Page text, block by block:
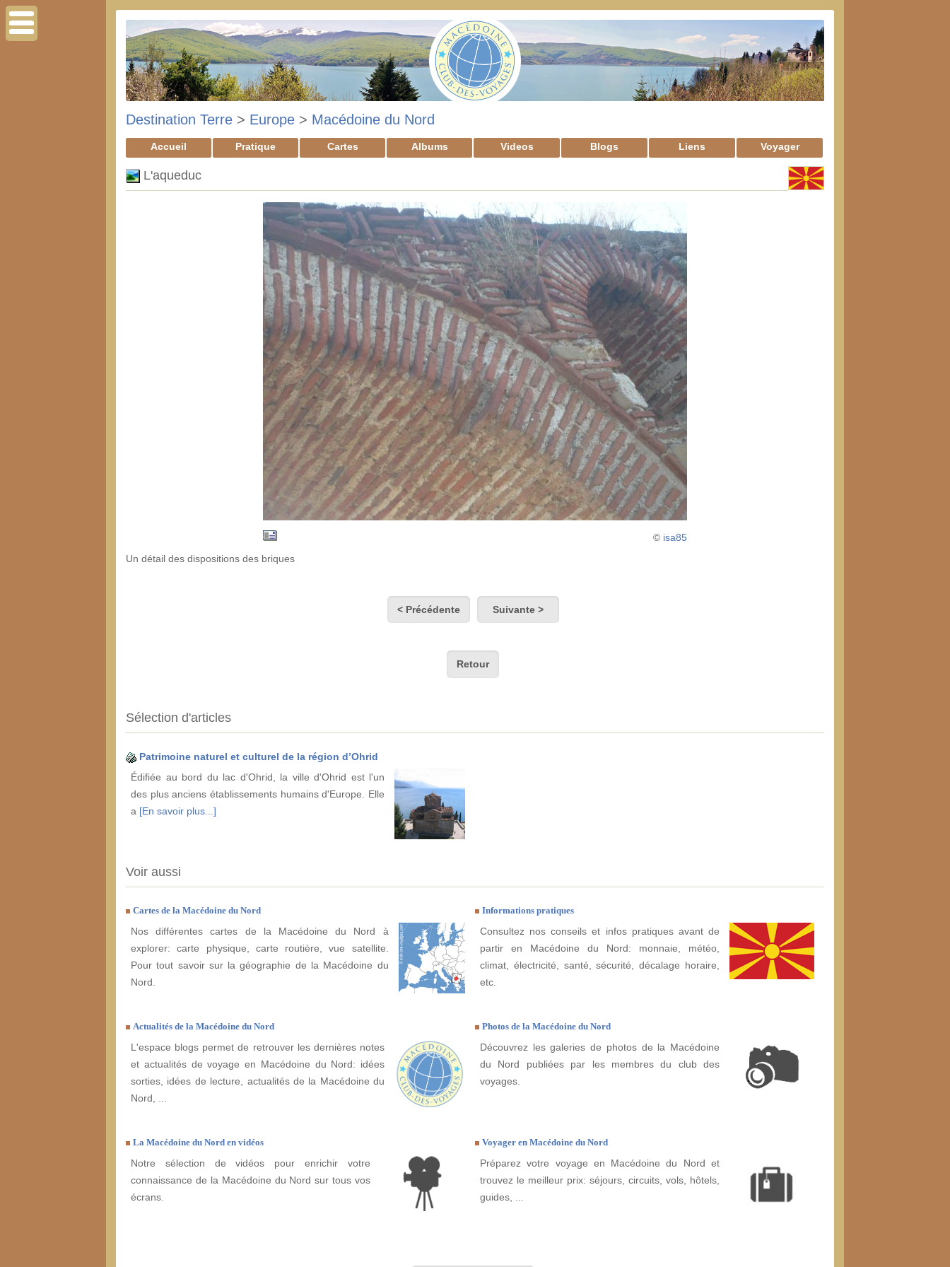
Destination Terre > Europe > Macédoine du Nord
Accueil Pratique Cartes Albums Videos Blogs Liens Voyager
L'aqueduc
© isa85
Un détail des dispositions des briques
< Précédente Suivante >
Retour
Sélection d'articles
Patrimoine naturel et culturel de la région d’Ohrid
Édifiée au bord du lac d'Ohrid, la ville d'Ohrid est l'un
des plus anciens établissements humains d'Europe. Elle
a [En savoir plus...]
Voir aussi
Cartes de la Macédoine du Nord
Nos différentes cartes de la Macédoine du Nord à
explorer: carte physique, carte routière, vue satellite.
Pour tout savoir sur la géographie de la Macédoine du
Nord.
Informations pratiques
Consultez nos conseils et infos pratiques avant de
partir en Macédoine du Nord: monnaie, météo,
climat, électricité, santé, sécurité, décalage horaire,
etc.
Actualités de la Macédoine du Nord
L'espace blogs permet de retrouver les dernières notes
et actualités de voyage en Macédoine du Nord: idées
sorties, idées de lecture, actualités de la Macédoine du
Nord, ...
Photos de la Macédoine du Nord
Découvrez les galeries de photos de la Macédoine
du Nord publiées par les membres du club des
voyages.
La Macédoine du Nord en vidéos
Notre sélection de vidéos pour enrichir votre
connaissance de la Macédoine du Nord sur tous vos
écrans.
Voyager en Macédoine du Nord
Préparez votre voyage en Macédoine du Nord et
trouvez le meilleur prix: séjours, circuits, vols, hôtels,
guides, ...